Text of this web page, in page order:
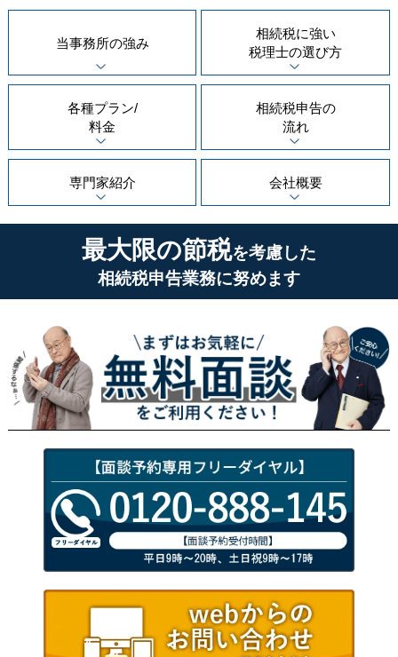
当事務所の強み
相続税に強い
税理士の選び方
各種プラン/
料金
相続税申告の
流れ
専門家紹介 会社概要
最大限の節税を考慮した
相続税申告業務に努めます